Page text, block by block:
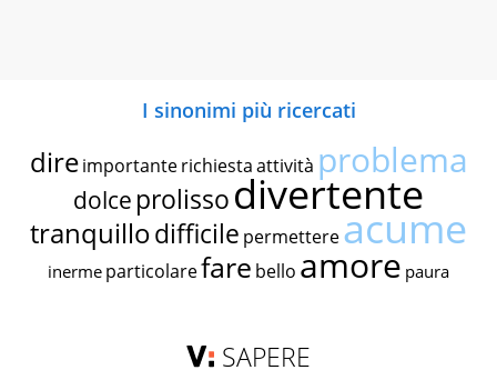
I sinonimi più ricercati
dire importante richiestaattività problema
dolce prolissodivertente
tranquillodifficile permettereacume
inerme particolarefare bello amore paura
SAPERE